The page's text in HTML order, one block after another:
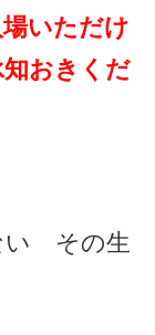
いただけ
おきくだ
い その生